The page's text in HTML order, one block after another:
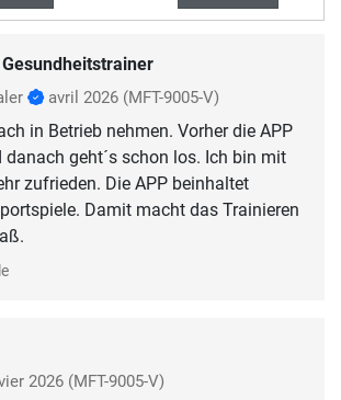
Gesundheitstrainer
avril 2026 (MFT-9005-V)
in Betrieb nehmen. Vorher die APP
danach geht´s schon los. Ich bin mit
zufrieden. Die APP beinhaltet
Damit macht das Trainieren
2026 (MFT-9005-V)